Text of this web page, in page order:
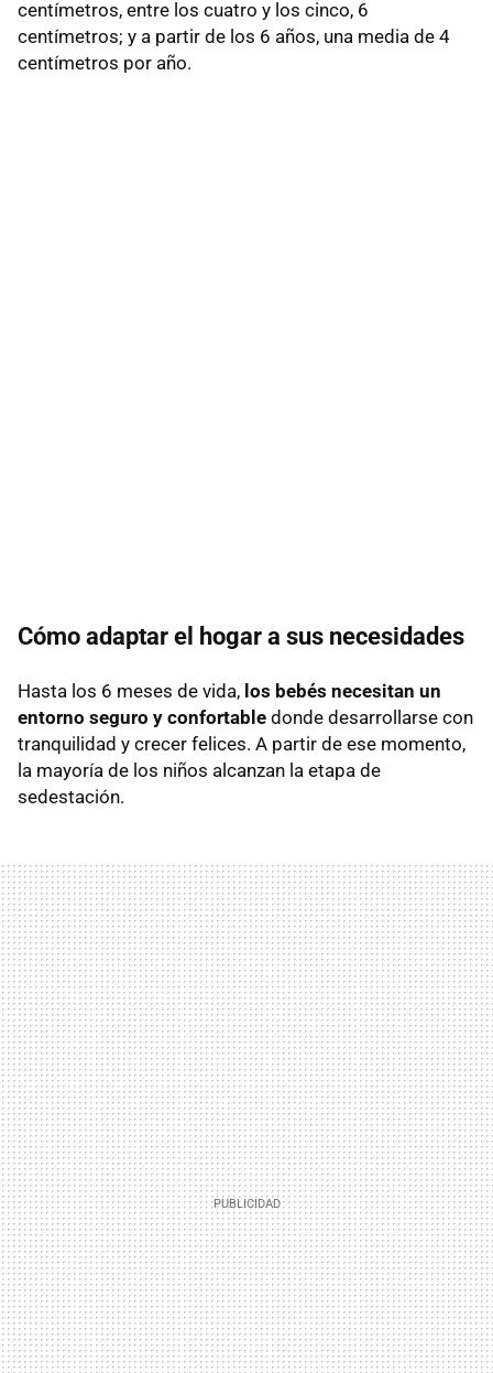
centímetros, entre los cuatro y los cinco, 6
centímetros; y a partir de los 6 años, una media de 4
centímetros por año.
Cómo adaptar el hogar a sus necesidades
Hasta los 6 meses de vida, los bebés necesitan un
entorno seguro y confortable donde desarrollarse con
tranquilidad y crecer felices. A partir de ese momento,
la mayoría de los niños alcanzan la etapa de
sedestación.